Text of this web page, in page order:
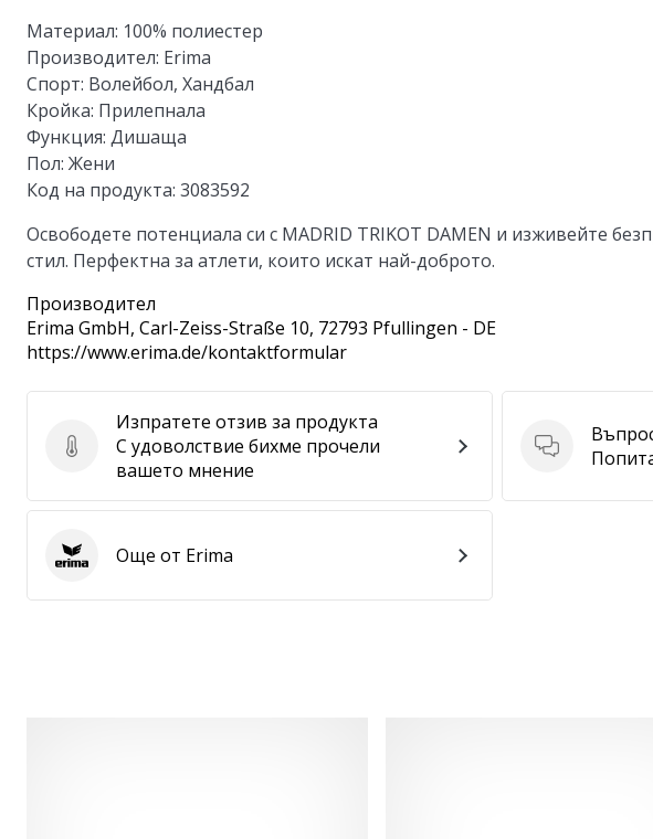
Материал: 100% полиестер
Производител: Erima
Спорт: Волейбол, Хандбал
Кройка: Прилепнала
Функция: Дишаща
Пол: Жени
Код на продукта: 3083592
Освободете потенциала си с MADRID TRIKOT DAMEN и изживейте
стил. Перфектна за атлети, които искат най-доброто.
Производител
Erima GmbH, Carl-Zeiss-Straße 10, 72793 Pfullingen - DE
https://www.erima.de/kontaktformular
Изпратете отзив за продукта
Изпратете отзив за продукта
С удоволствие бихме прочели
вашето мнение
Въпроси
ErimaОще от Erima